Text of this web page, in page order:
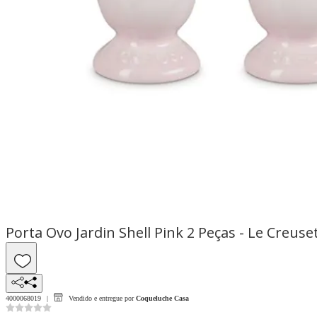
Porta Ovo Jardin Shell Pink 2 Peças - Le
4000068019 Vendido e entregue por Coqueluche Casa